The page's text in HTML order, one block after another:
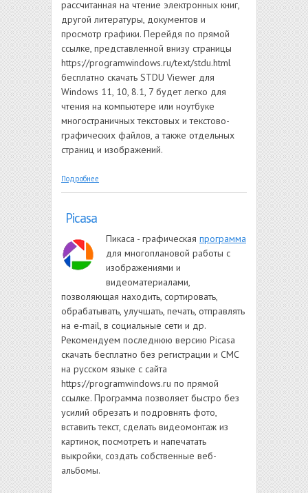
рассчитанная на чтение электронных книг,
другой литературы, документов и
просмотр графики. Перейдя по прямой
ссылке, представленной внизу страницы
https://programwindows.ru/text/stdu.html
бесплатно скачать STDU Viewer для
Windows 11, 10, 8.1, 7 будет легко для
чтения на компьютере или ноутбуке
многостраничных текстовых и текстово-
графических файлов, а также отдельных
страниц и изображений.
Подробнее
Picasa
Пикаса - графическая программа
для многоплановой работы с
изображениями и
видеоматериалами,
позволяющая находить, сортировать,
обрабатывать, улучшать, печать, отправлять
на e-mail, в социальные сети и др.
Рекомендуем последнюю версию Picasa
скачать бесплатно без регистрации и СМС
на русском языке с сайта
https://programwindows.ru по прямой
ссылке. Программа позволяет быстро без
усилий обрезать и подровнять фото,
вставить текст, сделать видеомонтаж из
картинок, посмотреть и напечатать
выкройки, создать собственные веб-
альбомы.